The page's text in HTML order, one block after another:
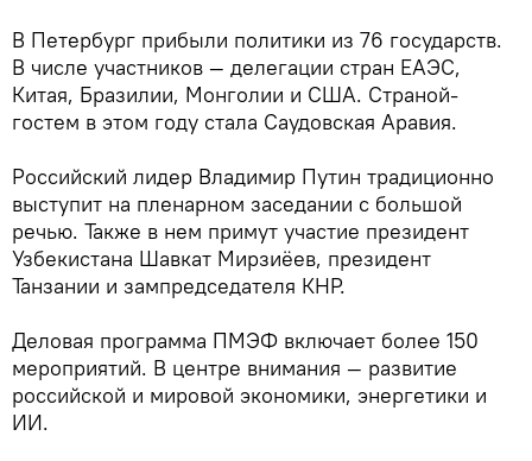
В Петербург прибыли политики из 76 государств.
В числе участников — делегации стран ЕАЭС,
Китая, Бразилии, Монголии и США. Страной-
гостем в этом году стала Саудовская Аравия.
Российский лидер Владимир Путин традиционно
выступит на пленарном заседании с большой
речью. Также в нем примут участие президент
Узбекистана Шавкат Мирзиёев, президент
Танзании и зампредседателя КНР.
Деловая программа ПМЭФ включает более 150
мероприятий. В центре внимания — развитие
российской и мировой экономики, энергетики и
ИИ.